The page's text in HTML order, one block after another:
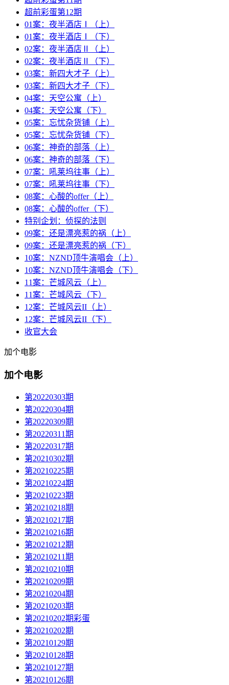
超前彩蛋第12期
01案：夜半酒店Ⅰ（上）
01案：夜半酒店Ⅰ（下）
02案：夜半酒店Ⅱ（上）
02案：夜半酒店Ⅱ（下）
03案：新四大才子（上）
03案：新四大才子（下）
04案：天空公寓（上）
04案：天空公寓（下）
05案：忘忧杂货铺（上）
05案：忘忧杂货铺（下）
06案：神奇的部落（上）
06案：神奇的部落（下）
07案：吼莱坞往事（上）
07案：吼莱坞往事（下）
08案：心酸的offer（上）
08案：心酸的offer（下）
特别企划：侦探的法则
09案：还是漂亮惹的祸（上）
09案：还是漂亮惹的祸（下）
10案：NZND顶牛演唱会（上）
10案：NZND顶牛演唱会（下）
11案：芒城风云（上）
11案：芒城风云（下）
12案：芒城风云II（上）
12案：芒城风云II（下）
收官大会
加个电影
加个电影
第20220303期
第20220304期
第20220309期
第20220311期
第20220317期
第20210302期
第20210225期
第20210224期
第20210223期
第20210218期
第20210217期
第20210216期
第20210212期
第20210211期
第20210210期
第20210209期
第20210204期
第20210203期
第20210202期彩蛋
第20210202期
第20210129期
第20210128期
第20210127期
第20210126期